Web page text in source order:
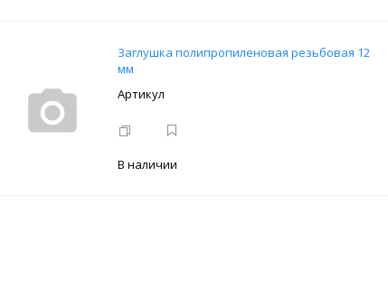
Заглушка полипропиленовая резьбовая 12
мм
В наличии